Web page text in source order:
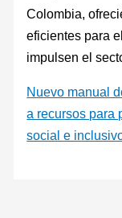
Colombia,
eficientes para
impulsen el
Nuevo manual
a recursos para
social e